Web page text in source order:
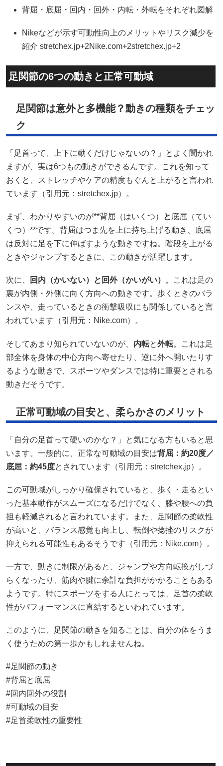
背屈・底屈・回内・回外・内転・外転をそれぞれ図解
Nikeなどが示す可動性向上のメリットやリスク減少を
紹介 stretchex.jp+2Nike.com+2stretchex.jp+2
足関節の6つの動きと正常可動域
足関節は意外と多機能？動きの種類をチェッ
ク
「足首って、上下に動くだけじゃないの？」とよく聞かれ
ますが、実は6つもの動きができるんです。これを知って
おくと、ストレッチやケアの精度もぐんと上がると言われ
ています（引用元： stretchex.jp）。
まず、わかりやすいのが**背屈（はいくつ） と 底屈（てい
くつ）**です。背屈はつま先を上に持ち上げる動き、底屈
は反対に足を下に伸ばすような動きですね。階段を上がる
ときやジャンプするときに、この動きが活躍します。
次に、 回内（かいない）と回外（かいがい） 。これは足の
裏が内側・外側に向く方向への動きです。歩くときのバラ
ンスや、走っているときの衝撃吸収にも関係していると言
われています（引用元：Nike.com）。
そしてあまり知られていないのが、 内転と外転。これは足
部全体を身体の中心方向へ寄せたり、逆に外へ開いたりす
るような動きで、スポーツやダンスでは特に重要とされる
動きだそうです。
正常可動域の目安と、柔らかさのメリット
「自分の足首って硬いのかな？」と気になる方もいると思
います。一般的に、正常な可動域の目安は背屈：約20度／
底屈：約45度とされています（引用元： stretchex.jp）。
この可動域がしっかり確保されていると、歩く・走るとい
った基本動作がスムーズになるだけでなく、膝や腰への負
担も軽減されると言われています。また、足関節の柔軟性
が高いと、バランス感覚も向上し、転倒や捻挫のリスクが
抑えられる可能性もあるそうです（引用元：Nike.com）。
一方で、動きに制限があると、ジャンプや方向転換がしづ
らくなったり、筋肉や腱に余計な負担がかかることもある
ようです。特にスポーツをする人にとっては、足首の柔軟
性がパフォーマンスに直結するといわれています。
このように、足関節の動きを知ることは、自分の体をうま
く使うための第一歩かもしれませんね。
#足関節の動き
#背屈と底屈
#回内回外の役割
#可動域の目安
#足首柔軟性の重要性